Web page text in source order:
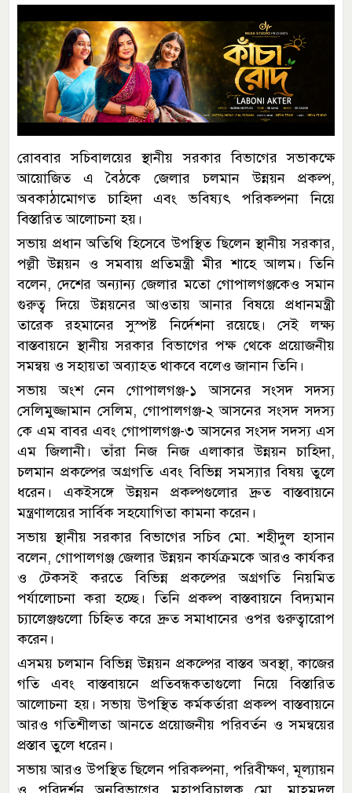
রোববার সচিবালয়ের স্থানীয় সরকার বিভাগের সভাকক্ষে
আয়োজিত এ বৈঠকে জেলার চলমান উন্নয়ন প্রকল্প,
অবকাঠামোগত চাহিদা এবং ভবিষ্যৎ পরিকল্পনা নিয়ে
বিস্তারিত আলোচনা হয়।
সভায় প্রধান অতিথি হিসেবে উপস্থিত ছিলেন স্থানীয় সরকার,
পল্লী উন্নয়ন ও সমবায় প্রতিমন্ত্রী মীর শাহে আলম। তিনি
বলেন, দেশের অন্যান্য জেলার মতো গোপালগঞ্জকেও সমান
গুরুত্ব দিয়ে উন্নয়নের আওতায় আনার বিষয়ে প্রধানমন্ত্রী
তারেক রহমানের সুস্পষ্ট নির্দেশনা রয়েছে। সেই লক্ষ্য
বাস্তবায়নে স্থানীয় সরকার বিভাগের পক্ষ থেকে প্রয়োজনীয়
সমন্বয় ও সহায়তা অব্যাহত থাকবে বলেও জানান তিনি।
সভায় অংশ নেন গোপালগঞ্জ-১ আসনের সংসদ সদস্য
সেলিমুজ্জামান সেলিম, গোপালগঞ্জ-২ আসনের সংসদ সদস্য
কে এম বাবর এবং গোপালগঞ্জ-৩ আসনের সংসদ সদস্য এস
এম জিলানী। তাঁরা নিজ নিজ এলাকার উন্নয়ন চাহিদা,
চলমান প্রকল্পের অগ্রগতি এবং বিভিন্ন সমস্যার বিষয় তুলে
ধরেন। একইসঙ্গে উন্নয়ন প্রকল্পগুলোর দ্রুত বাস্তবায়নে
মন্ত্রণালয়ের সার্বিক সহযোগিতা কামনা করেন।
সভায় স্থানীয় সরকার বিভাগের সচিব মো. শহীদুল হাসান
বলেন, গোপালগঞ্জ জেলার উন্নয়ন কার্যক্রমকে আরও কার্যকর
ও টেকসই করতে বিভিন্ন প্রকল্পের অগ্রগতি নিয়মিত
পর্যালোচনা করা হচ্ছে। তিনি প্রকল্প বাস্তবায়নে বিদ্যমান
চ্যালেঞ্জগুলো চিহ্নিত করে দ্রুত সমাধানের ওপর গুরুত্বারোপ
করেন।
এসময় চলমান বিভিন্ন উন্নয়ন প্রকল্পের বাস্তব অবস্থা, কাজের
গতি এবং বাস্তবায়নে প্রতিবন্ধকতাগুলো নিয়ে বিস্তারিত
আলোচনা হয়। সভায় উপস্থিত কর্মকর্তারা প্রকল্প বাস্তবায়নে
আরও গতিশীলতা আনতে প্রয়োজনীয় পরিবর্তন ও সমন্বয়ের
প্রস্তাব তুলে ধরেন।
সভায় আরও উপস্থিত ছিলেন পরিকল্পনা, পরিবীক্ষণ, মূল্যায়ন
ও পরিদর্শন অনুবিভাগের মহাপরিচালক মো. মাহমুদুল